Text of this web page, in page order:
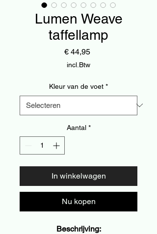
Lumen Weave
taffellamp
€ 44,95Prijs
incl.Btw
Kleur van de voet *
Aantal *
In winkelwagen
Nu kopen
Beschrijving: